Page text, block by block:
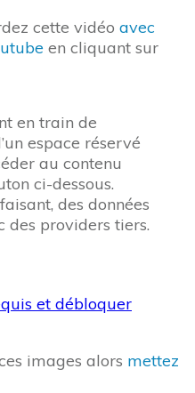
cette vidéo avec
en cliquant sur
en train de
espace réservé
au contenu
ci-dessous.
des données
des providers tiers.
et débloquer
images alors mettez